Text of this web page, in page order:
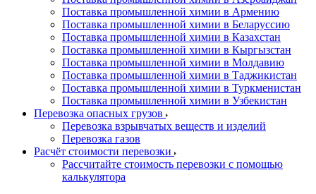
Поставка промышленной химии в Армению
Поставка промышленной химии в Беларуссию
Поставка промышленной химии в Казахстан
Поставка промышленной химии в Кыргызстан
Поставка промышленной химии в Молдавию
Поставка промышленной химии в Таджикистан
Поставка промышленной химии в Туркменистан
Поставка промышленной химии в Узбекистан
Перевозка опасных грузов
Перевозка взрывчатых веществ и изделий
Перевозка газов
Расчёт стоимости перевозки
Рассчитайте стоимость перевозки с помощью
калькулятора